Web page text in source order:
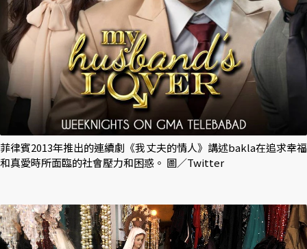
菲律賓2013年推出的連續劇《我丈夫的情人》講述bakla在追求幸福
和真愛時所面臨的社會壓力和困惑。 圖／Twitter